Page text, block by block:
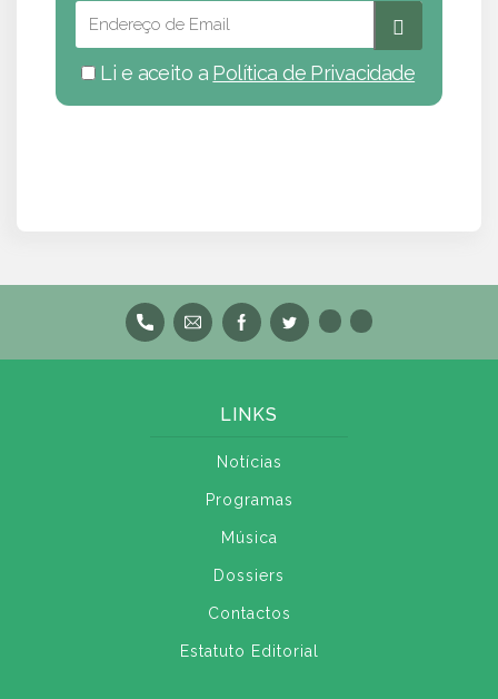
Li e aceito a Política de Privacidade
LINKS
Notícias
Programas
Música
Dossiers
Contactos
Estatuto Editorial